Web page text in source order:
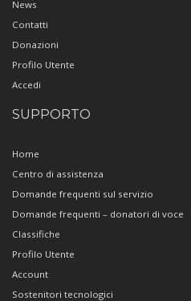
News
Contatti
Donazioni
Profilo Utente
Accedi
SUPPORTO
Home
Centro di assistenza
Domande frequenti sul servizio
Domande frequenti – donatori di voce
Classifiche
Profilo Utente
Account
Sostenitori tecnologici